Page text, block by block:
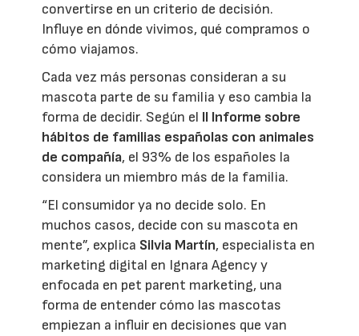
convertirse en un criterio de decisión.
Influye en dónde vivimos, qué compramos o
cómo viajamos.
Cada vez más personas consideran a su
mascota parte de su familia y eso cambia la
forma de decidir. Según el II Informe sobre
hábitos de familias españolas con animales
de compañía, el 93% de los españoles la
considera un miembro más de la familia.
“El consumidor ya no decide solo. En
muchos casos, decide con su mascota en
mente”, explica Silvia Martín, especialista en
marketing digital en Ignara Agency y
enfocada en pet parent marketing, una
forma de entender cómo las mascotas
empiezan a influir en decisiones que van